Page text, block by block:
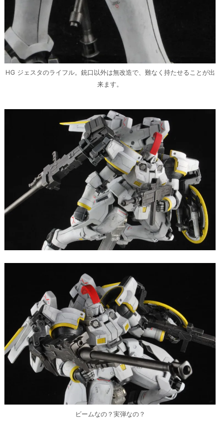
HG ジェスタのライフル。銃口以外は無改造で、難なく持たせることが出
来ます。
ビームなの？実弾なの？